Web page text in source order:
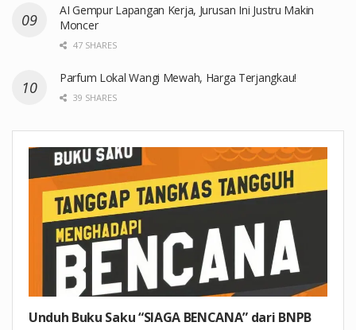
AI Gempur Lapangan Kerja, Jurusan Ini Justru Makin
Moncer
47 SHARES
Parfum Lokal Wangi Mewah, Harga Terjangkau!
39 SHARES
Unduh Buku Saku “SIAGA BENCANA” dari BNPB